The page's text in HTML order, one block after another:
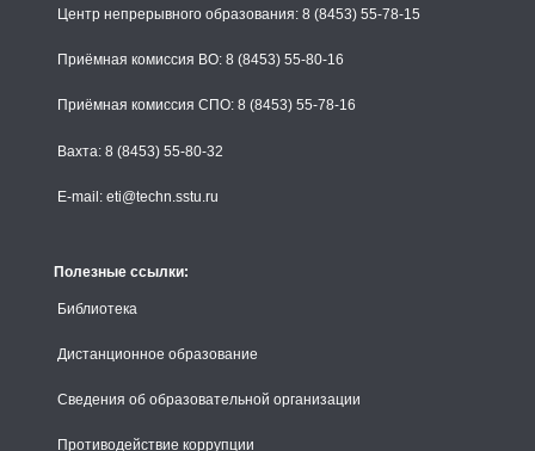
Центр непрерывного образования: 8 (8453) 55-78-15
Приёмная комиссия ВО: 8 (8453) 55-80-16
Приёмная комиссия СПО: 8 (8453) 55-78-16
Вахта: 8 (8453) 55-80-32
E-mail: eti@techn.sstu.ru
Полезные ссылки:
Библиотека
Дистанционное образование
Сведения об образовательной организации
Противодействие коррупции